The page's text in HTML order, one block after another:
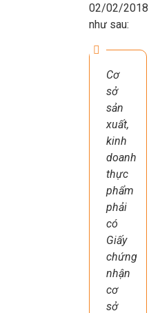
02/02/2018
như sau:
Cơ
sở
sản
xuất,
kinh
doanh
thực
phẩm
phải
có
Giấy
chứng
nhận
cơ
sở